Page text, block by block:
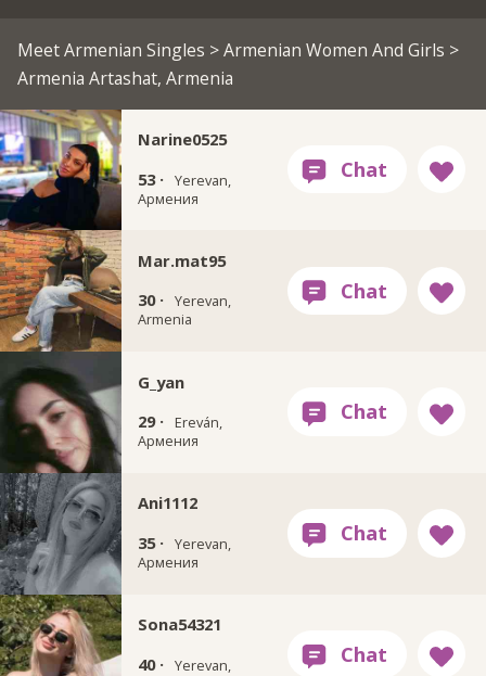
Meet Armenian Singles >Armenian Women And Girls >
Armenia Artashat, Armenia
Narine0525
53 · Yerevan,
Армения
Mar.mat95
30 · Yerevan,
Armenia
G_yan
29 ·
Ereván,
Армения
Ani1112
35 · Yerevan,
Армения
Sona54321
40 · Yerevan,